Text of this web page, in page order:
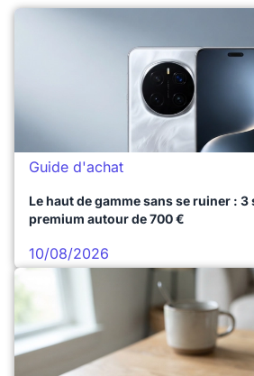
Guide d'achat
Le haut de gamme sans se ruiner :
premium autour de 700 €
10/08/2026